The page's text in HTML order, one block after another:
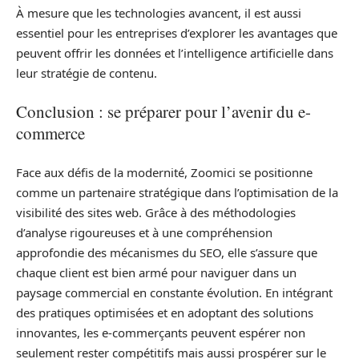
À mesure que les technologies avancent, il est aussi
essentiel pour les entreprises d’explorer les avantages que
peuvent offrir les données et l’intelligence artificielle dans
leur stratégie de contenu.
Conclusion : se préparer pour l’avenir du e-
commerce
Face aux défis de la modernité, Zoomici se positionne
comme un partenaire stratégique dans l’optimisation de la
visibilité des sites web. Grâce à des méthodologies
d’analyse rigoureuses et à une compréhension
approfondie des mécanismes du SEO, elle s’assure que
chaque client est bien armé pour naviguer dans un
paysage commercial en constante évolution. En intégrant
des pratiques optimisées et en adoptant des solutions
innovantes, les e-commerçants peuvent espérer non
seulement rester compétitifs mais aussi prospérer sur le